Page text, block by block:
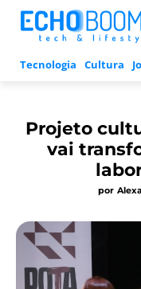
Tecnologia Cultura
Projeto
vai
por